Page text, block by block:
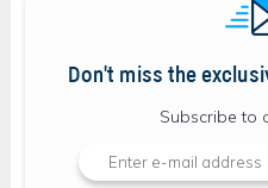
Don't miss the
Subscribe to